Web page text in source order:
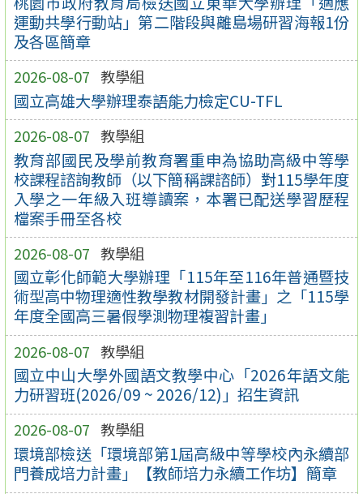
運動共學行動站」第二階段與離島場研習海報1份
及各區簡章
2026-08-07 教學組
國立高雄大學辦理泰語能力檢定CU-TFL
2026-08-07 教學組
教育部國民及學前教育署重申為協助高級中等學
校課程諮詢教師（以下簡稱課諮師）對115學年度
入學之一年級入班導讀案，本署已配送學習歷程
檔案手冊至各校
2026-08-07 教學組
國立彰化師範大學辦理「115年至116年普通暨技
術型高中物理適性教學教材開發計畫」之「115學
年度全國高三暑假學測物理複習計畫」
2026-08-07 教學組
國立中山大學外國語文教學中心「2026年語文能
力研習班(2026/09 ~ 2026/12)」招生資訊
2026-08-07 教學組
環境部檢送「環境部第1屆高級中等學校內永續部
門養成培力計畫」【教師培力永續工作坊】簡章